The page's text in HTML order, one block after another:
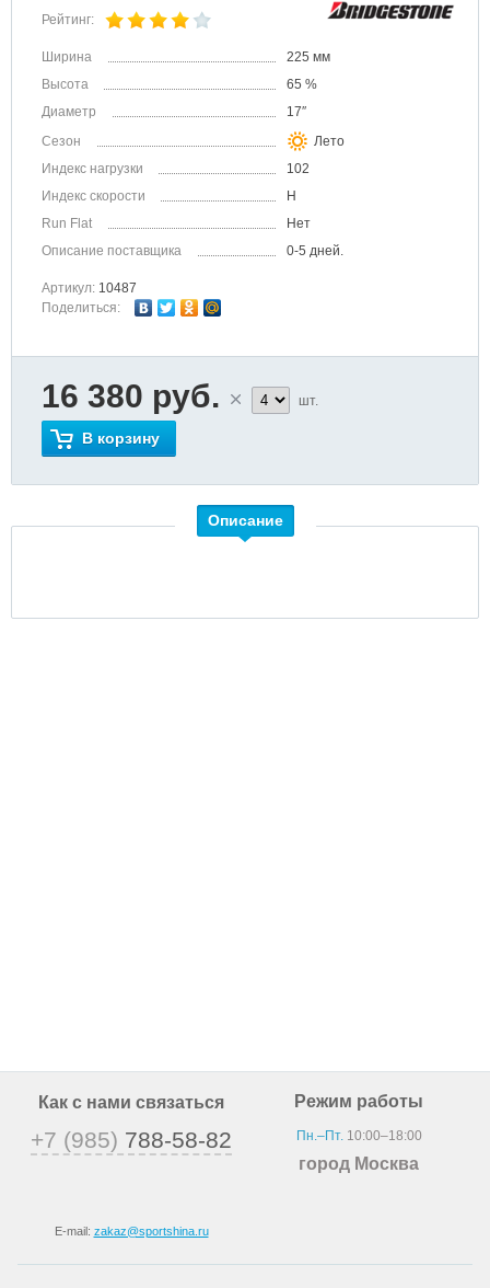
Рейтинг:
Ширина
225 мм
Высота
65 %
Диаметр
17″
Сезон
Лето
Индекс нагрузки
102
Индекс скорости
H
Run Flat
Нет
Описание поставщика
0-5 дней.
Артикул: 10487
Поделиться:
16 380 руб. шт.
В корзину
Описание
Как с нами связаться
+7 (985) 788-58-82
E-mail: zakaz@sportshina.ru
Режим работы
Пн.–Пт.10:00–18:00
город Москва